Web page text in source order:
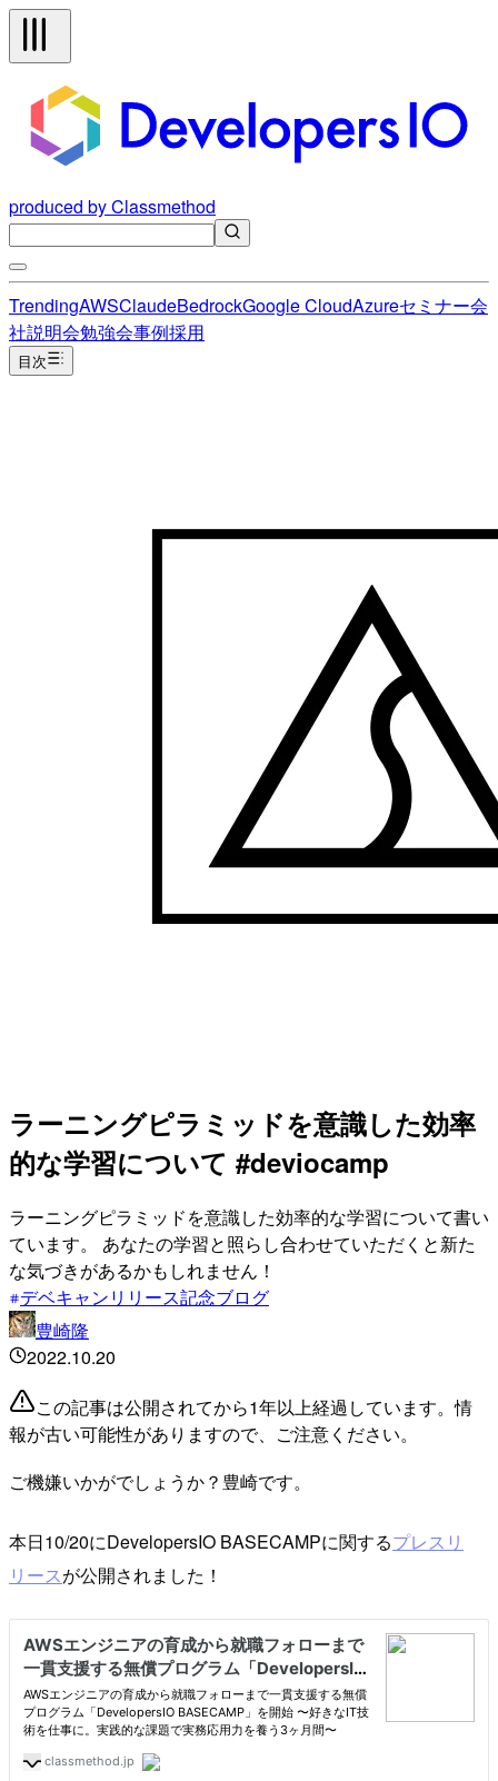
produced by Classmethod
TrendingAWSClaudeBedrockGoogle CloudAzureセミナー会
社説明会勉強会事例採用
目次
ラーニングピラミッドを意識した効率
的な学習について #deviocamp
ラーニングピラミッドを意識した効率的な学習について書い
ています。 あなたの学習と照らし合わせていただくと新た
な気づきがあるかもしれません！
デベキャンリリース記念ブログ
豊崎隆
2022.10.20
この記事は公開されてから1年以上経過しています。情
報が古い可能性がありますので、ご注意ください。
ご機嫌いかがでしょうか？豊崎です。
本日10/20にDevelopersIO BASECAMPに関するプレスリ
リースが公開されました！